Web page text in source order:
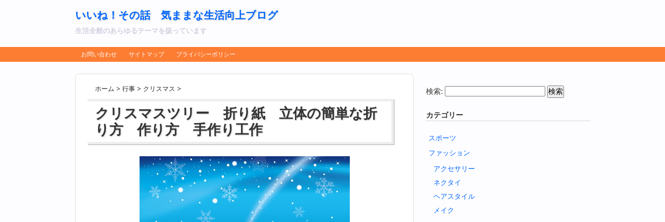
いいね！その話 気ままな生活向上ブログ
生活全般のあらゆるテーマを扱っています
お問い合わせ サイトマップ プライバシーポリシー
ホーム > 行事 > クリスマス >
クリスマスツリー 折り紙 立体の簡単な折
り方 作り方 手作り工作
検索:
カテゴリー
スポーツ
ファッション
アクセサリー
ネクタイ
ヘアスタイル
メイク